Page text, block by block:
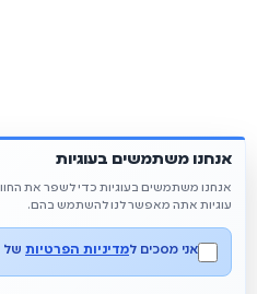
אנחנו משתמשים בעוגיות
אנחנו משתמשים בעוגיות כדי לשפר את
עוגיות אתה מאפשר לנו להשתמש בהם.
אני מסכים למדיניות הפרטיות של